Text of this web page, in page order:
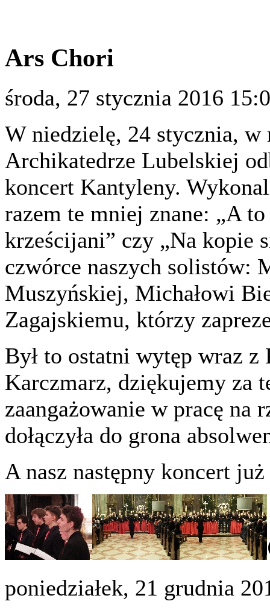
Ars Chori
środa, 27 stycznia 2016
W niedzielę, 24 stycznia,
Archikatedrze Lubelskiej
koncert Kantyleny.
razem te mniej znane: „A
krześcijani” czy „Na kopie
czwórce naszych solistów:
Muszyńskiej, Michałowi
Zagajskiemu, którzy
Był to ostatni wytęp wraz
Karczmarz, dziękujemy za
zaangażowanie w pracę na
dołączyła do grona
A nasz następny koncert
poniedziałek, 21 grudnia